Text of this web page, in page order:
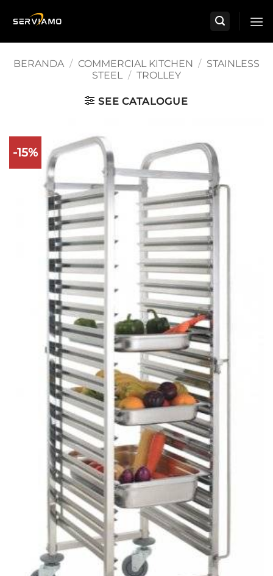
BERANDA / COMMERCIAL KITCHEN / STAINLESS
STEEL / TROLLEY
SEE CATALOGUE
-15%